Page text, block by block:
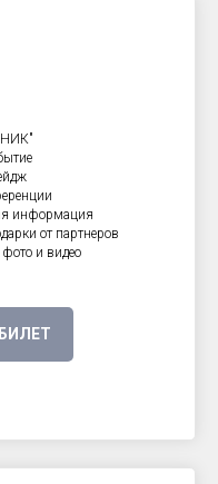
информация
от партнеров
и видео